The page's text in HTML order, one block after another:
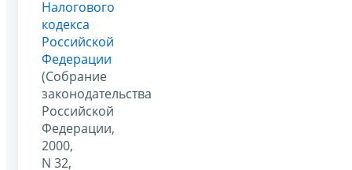
Налогового
кодекса
Российской
Федерации
(Собрание
законодательства
Российской
Федерации,
2000,
N 32,